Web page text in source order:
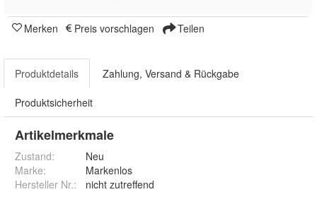
Merken Preis vorschlagen Teilen
Produktdetails Zahlung, Versand & Rückgabe
Produktsicherheit
Artikelmerkmale
Zustand:
Neu
Marke:
Markenlos
Hersteller Nr.:
nicht zutreffend